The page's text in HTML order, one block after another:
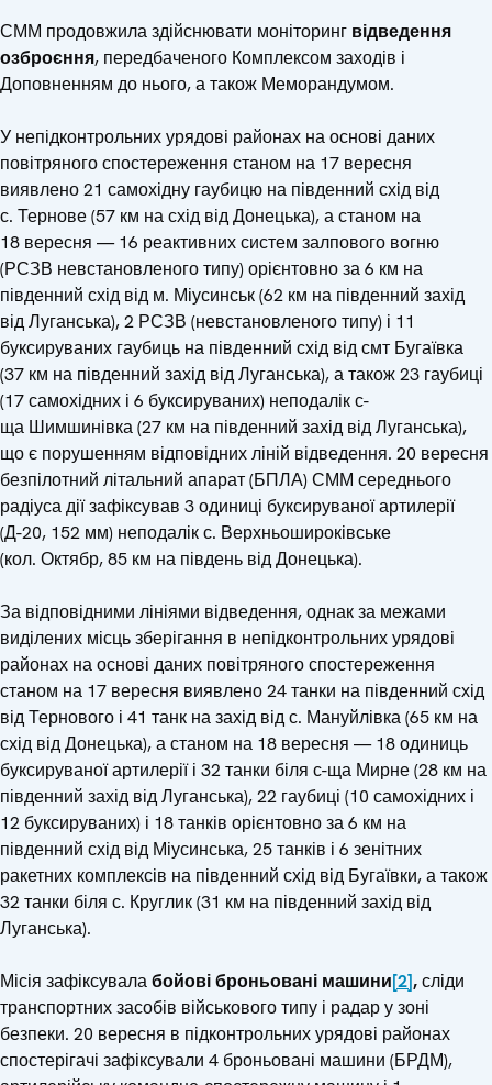
СММ продовжила здійснювати моніторинг відведення
озброєння, передбаченого Комплексом заходів і
Доповненням до нього, а також Меморандумом.
У непідконтрольних урядові районах на основі даних
повітряного спостереження станом на 17 вересня
виявлено 21 самохідну гаубицю на південний схід від
с. Тернове (57 км на схід від Донецька), а станом на
18 вересня — 16 реактивних систем залпового вогню
(РСЗВ невстановленого типу) орієнтовно за 6 км на
південний схід від м. Міусинськ (62 км на південний захід
від Луганська), 2 РСЗВ (невстановленого типу) і 11
буксируваних гаубиць на південний схід від смт Бугаївка
(37 км на південний захід від Луганська), а також 23 гаубиці
(17 самохідних і 6 буксируваних) неподалік с-
ща Шимшинівка (27 км на південний захід від Луганська),
що є порушенням відповідних ліній відведення. 20 вересня
безпілотний літальний апарат (БПЛА) СММ середнього
радіуса дії зафіксував 3 одиниці буксируваної артилерії
(Д-20, 152 мм) неподалік с. Верхньошироківське
(кол. Октябр, 85 км на південь від Донецька).
За відповідними лініями відведення, однак за межами
виділених місць зберігання в непідконтрольних урядові
районах на основі даних повітряного спостереження
станом на 17 вересня виявлено 24 танки на південний схід
від Тернового і 41 танк на захід від с. Мануйлівка (65 км на
схід від Донецька), а станом на 18 вересня — 18 одиниць
буксируваної артилерії і 32 танки біля с-ща Мирне (28 км на
південний захід від Луганська), 22 гаубиці (10 самохідних і
12 буксируваних) і 18 танків орієнтовно за 6 км на
південний схід від Міусинська, 25 танків і 6 зенітних
ракетних комплексів на південний схід від Бугаївки, а також
32 танки біля с. Круглик (31 км на південний захід від
Луганська).
Місія зафіксувалабойові броньовані машини[2],сліди
транспортних засобів військового типу і радар у зоні
безпеки. 20 вересня в підконтрольних урядові районах
спостерігачі зафіксували 4 броньовані машини (БРДМ),